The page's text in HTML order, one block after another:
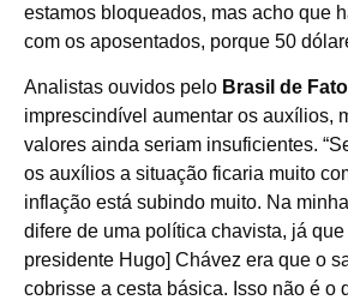
estamos bloqueados, mas acho que
com os aposentados, porque 50
Analistas ouvidos pelo Brasil de Fato
imprescindível aumentar os auxílios,
valores ainda seriam insuficientes.
os auxílios a situação ficaria muito
inflação está subindo muito. Na
difere de uma política chavista, já
presidente Hugo] Chávez era que o
cobrisse a cesta básica. Isso não é o